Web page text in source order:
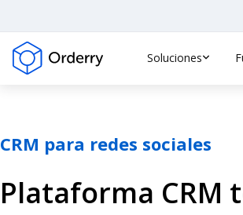
Soluciones
CRM para redes sociales
Plataforma CRM